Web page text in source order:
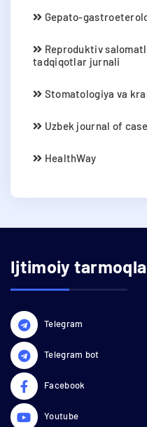
Gepato-
Reproduktiv
tadqiqotlar jurnali
Stomatologiya va
Uzbek journal of
HealthWay
Ijtimoiy
Telegram
Telegram bot
Facebook
Youtube